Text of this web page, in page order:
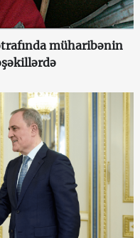
müharibənin